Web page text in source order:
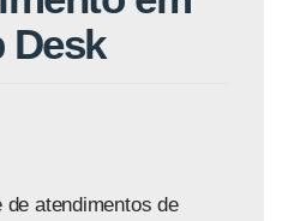
Desk
de atendimentos de